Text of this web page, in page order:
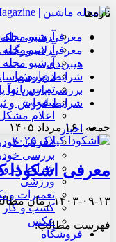
آرشیو
آرشیو مجله
آرشیو مجله
درباره ما
تماس با ما
تبلیغات
اعلام
اخبار
معرفی
بررسی
شرایط
ورزشی
تعمیرات و
کسب و کار
عکس
فروشگاه
تازه‌ها
معرفی هنسی بلک‌برد ۲۰۳۰: بازگشت
هیبریدی
شرایط فروش
بررسی پارس نوآ
شرایط فروش و
جمعه , ۱۶ مرداد ۱۴۰۵
معرفی اشکودا کیلاک ۲۰۲۵: کراس‌اور با
۱۴۰۳-۰۹-۱۳زمان مطالعه: 5
فهرست مطالب: